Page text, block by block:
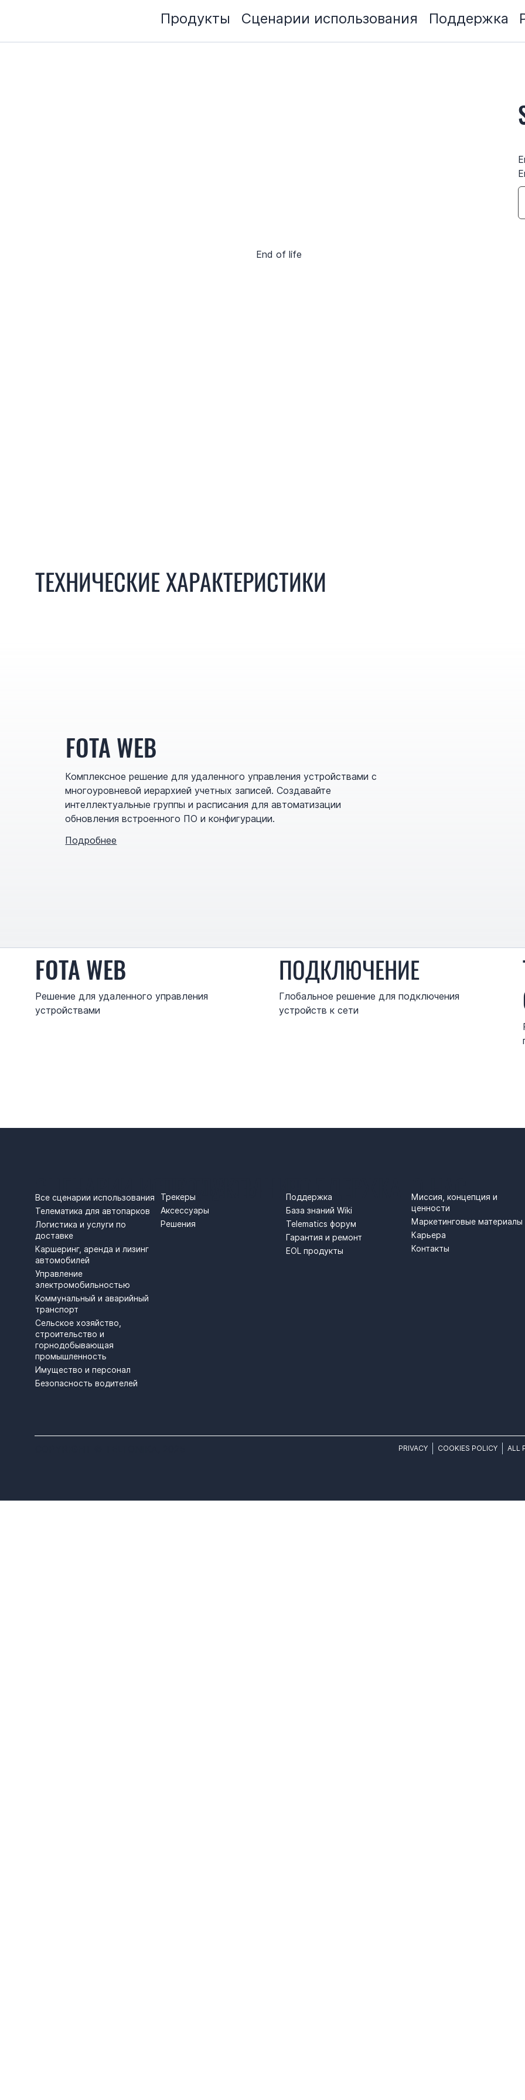
Продукты Сценарии использования Поддержка
End of life
ТЕХНИЧЕСКИЕ ХАРАКТЕРИСТИКИ
FOTA WEB
Комплексное решение для удаленного управления устройствами с
многоуровневой иерархией учетных записей. Создавайте
интеллектуальные группы и расписания для автоматизации
обновления встроенного ПО и конфигурации.
Подробнее
FOTA WEB
Решение для удаленного управления
устройствами
ПОДКЛЮЧЕНИЕ
Глобальное решение для подключения
устройств к сети
СЦЕНАРИИ ИСПОЛЬЗОВАНИЯ
Все сценарии использования
Телематика для автопарков
Логистика и услуги по
доставке
Каршеринг, аренда и лизинг
автомобилей
Управление
электромобильностью
Коммунальный и аварийный
транспорт
Сельское хозяйство,
строительство и
горнодобывающая
промышленность
Имущество и персонал
Безопасность водителей
ПРОДУКТЫ
Трекеры
Аксессуары
Решения
ПОДДЕРЖКА
Поддержка
База знаний Wiki
Telematics форум
Гарантия и ремонт
EOL продукты
О НАС
Миссия, концепция и
ценности
Маркетинговые материалы
Карьера
Контакты
PRIVACY COOKIES POLICY ALL